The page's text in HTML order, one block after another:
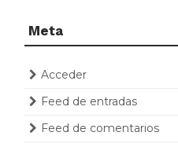
Meta
Acceder
Feed de entradas
Feed de comentarios